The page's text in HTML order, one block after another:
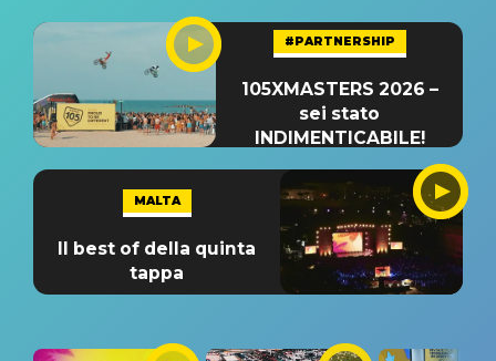
#PARTNERSHIP
105XMASTERS 2026 –
sei stato
INDIMENTICABILE!
MALTA
Il best of della quinta
tappa